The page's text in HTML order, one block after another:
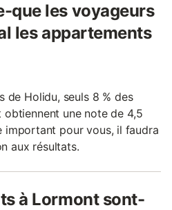
que les voyageurs
les appartements
de Holidu, seuls 8 % des
une note de 4,5
important pour vous, il faudra
aux résultats.
à Lormont sont-